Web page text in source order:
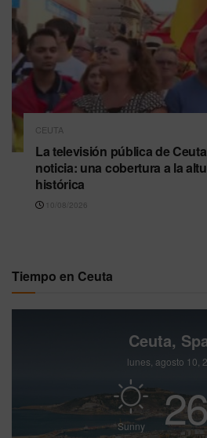
CEUTA
La televisión pública de
noticia: una cobertura a la
histórica
10/08/2026
Tiempo en Ceuta
Ceuta,
lunes, agosto 10,
Sunny 26